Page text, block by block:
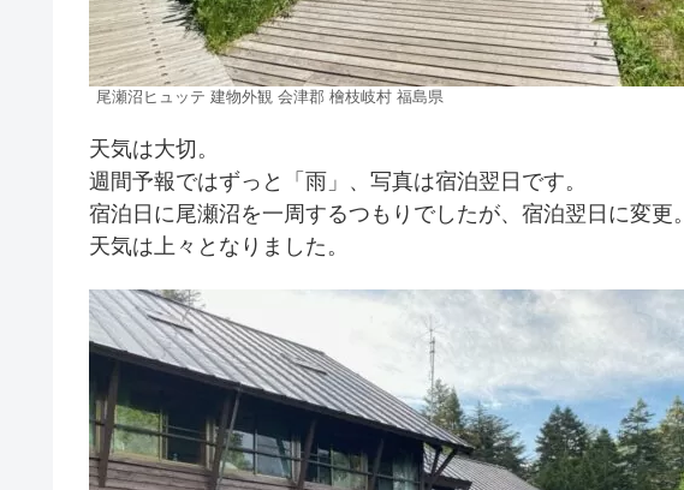
尾瀬沼ヒュッテ 建物外観 会津郡 檜枝岐村 福島県
天気は大切。
週間予報ではずっと「雨」、写真は宿泊翌日です。
宿泊日に尾瀬沼を一周するつもりでしたが、宿泊翌日に変更。
天気は上々となりました。